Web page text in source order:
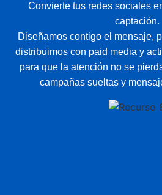
Convierte tus redes sociales
captación.
Diseñamos contigo el mensaje,
distribuimos con paid media y
para que la atención no se
campañas sueltas y